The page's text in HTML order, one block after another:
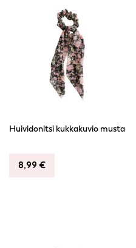
Huividonitsi kukkakuvio musta
8,99 €